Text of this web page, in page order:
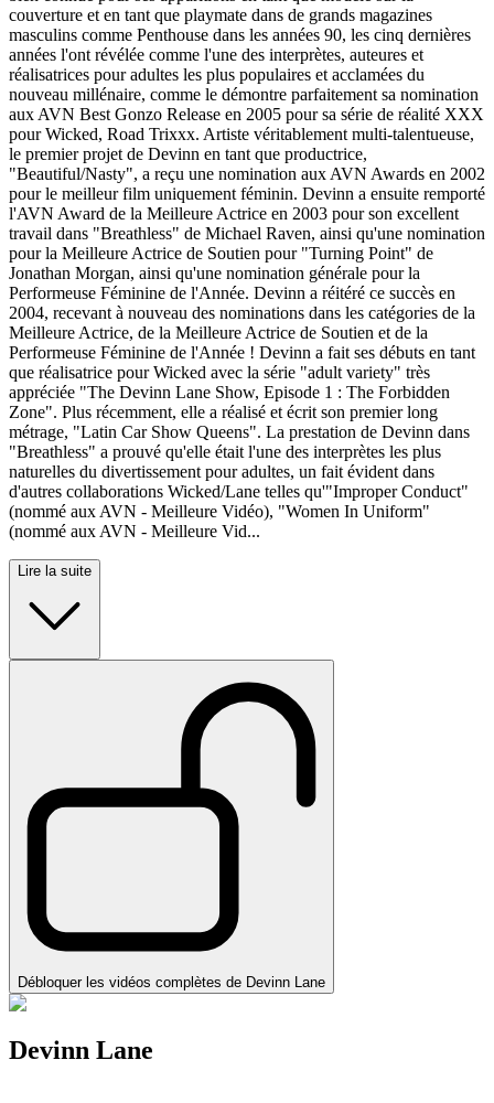
couverture et en tant que playmate dans de grands magazines
masculins comme Penthouse dans les années 90, les cinq dernières
années l'ont révélée comme l'une des interprètes, auteures et
réalisatrices pour adultes les plus populaires et acclamées du
nouveau millénaire, comme le démontre parfaitement sa nomination
aux AVN Best Gonzo Release en 2005 pour sa série de réalité XXX
pour Wicked, Road Trixxx. Artiste véritablement multi-talentueuse,
le premier projet de Devinn en tant que productrice,
"Beautiful/Nasty", a reçu une nomination aux AVN Awards en 2002
pour le meilleur film uniquement féminin. Devinn a ensuite remporté
l'AVN Award de la Meilleure Actrice en 2003 pour son excellent
travail dans "Breathless" de Michael Raven, ainsi qu'une nomination
pour la Meilleure Actrice de Soutien pour "Turning Point" de
Jonathan Morgan, ainsi qu'une nomination générale pour la
Performeuse Féminine de l'Année. Devinn a réitéré ce succès en
2004, recevant à nouveau des nominations dans les catégories de la
Meilleure Actrice, de la Meilleure Actrice de Soutien et de la
Performeuse Féminine de l'Année ! Devinn a fait ses débuts en tant
que réalisatrice pour Wicked avec la série "adult variety" très
appréciée "The Devinn Lane Show, Episode 1 : The Forbidden
Zone". Plus récemment, elle a réalisé et écrit son premier long
métrage, "Latin Car Show Queens". La prestation de Devinn dans
"Breathless" a prouvé qu'elle était l'une des interprètes les plus
naturelles du divertissement pour adultes, un fait évident dans
d'autres collaborations Wicked/Lane telles qu'"Improper Conduct"
(nommé aux AVN - Meilleure Vidéo), "Women In Uniform"
(nommé aux AVN - Meilleure Vid...
Lire la suite
Débloquer les vidéos complètes de Devinn Lane
Devinn Lane